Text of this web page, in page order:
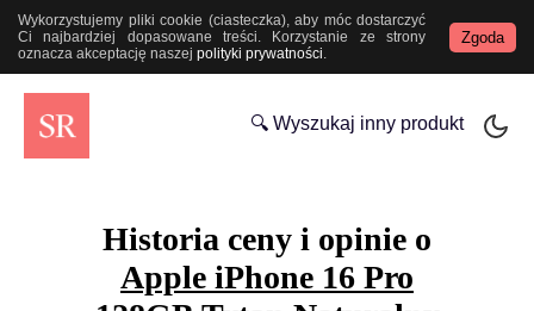
Wykorzystujemy pliki cookie (ciasteczka), aby móc dostarczyć
Ci najbardziej dopasowane treści. Korzystanie ze strony
oznacza akceptację naszej polityki prywatności.
Zgoda
🔍 Wyszukaj inny produkt
Historia ceny i opinie o
Apple iPhone 16 Pro